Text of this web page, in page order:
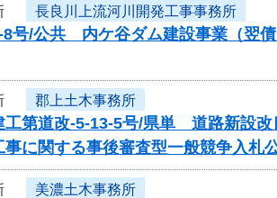
長良川上流河川開発工事事務所
8号/公共 内ケ谷ダム建設事業（翌
郡上土木事務所
工第道改-5-13-5号/県単 道路新設
に関する事後審査型一般競争入札
美濃土木事務所